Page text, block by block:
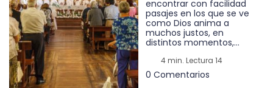
encontrar con facilidad
pasajes en los que se ve
como Dios anima a
muchos justos, en
distintos momentos,...
4 min. Lectura 14
0 Comentarios